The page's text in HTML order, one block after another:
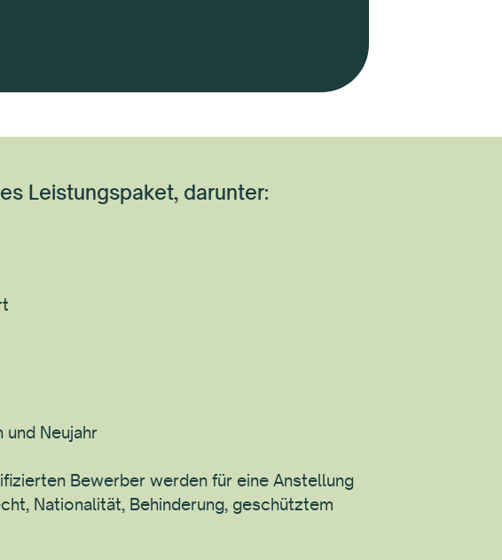
Leistungspaket, darunter:
Neujahr
Bewerber werden für eine Anstellung
Nationalität, Behinderung, geschütztem